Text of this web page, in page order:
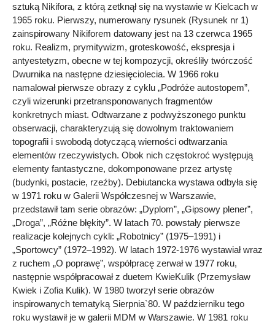
sztuką Nikifora, z którą zetknął się na wystawie w Kielcach w
1965 roku. Pierwszy, numerowany rysunek (Rysunek nr 1)
zainspirowany Nikiforem datowany jest na 13 czerwca 1965
roku. Realizm, prymitywizm, groteskowość, ekspresja i
antyestetyzm, obecne w tej kompozycji, określiły twórczość
Dwurnika na następne dziesięciolecia. W 1966 roku
namalował pierwsze obrazy z cyklu „Podróże autostopem”,
czyli wizerunki przetransponowanych fragmentów
konkretnych miast. Odtwarzane z podwyższonego punktu
obserwacji, charakteryzują się dowolnym traktowaniem
topografii i swobodą dotyczącą wierności odtwarzania
elementów rzeczywistych. Obok nich częstokroć występują
elementy fantastyczne, dokomponowane przez artystę
(budynki, postacie, rzeźby). Debiutancka wystawa odbyła się
w 1971 roku w Galerii Współczesnej w Warszawie,
przedstawił tam serie obrazów: „Dyplom”, „Gipsowy plener”,
„Droga”, „Różne błękity”. W latach 70. powstały pierwsze
realizacje kolejnych cykli: „Robotnicy” (1975–1991) i
„Sportowcy” (1972–1992). W latach 1972-1976 wystawiał wraz
z ruchem „O poprawę”, współpracę zerwał w 1977 roku,
następnie współpracował z duetem KwieKulik (Przemysław
Kwiek i Zofia Kulik). W 1980 tworzył serie obrazów
inspirowanych tematyką Sierpnia`80. W październiku tego
roku wystawił je w galerii MDM w Warszawie. W 1981 roku